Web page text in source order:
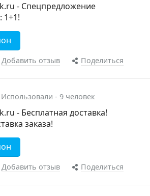
- Спецпредложение
Добавить отзыв Поделиться
- 9 человек
- Бесплатная доставка!
заказа!
Добавить отзыв Поделиться